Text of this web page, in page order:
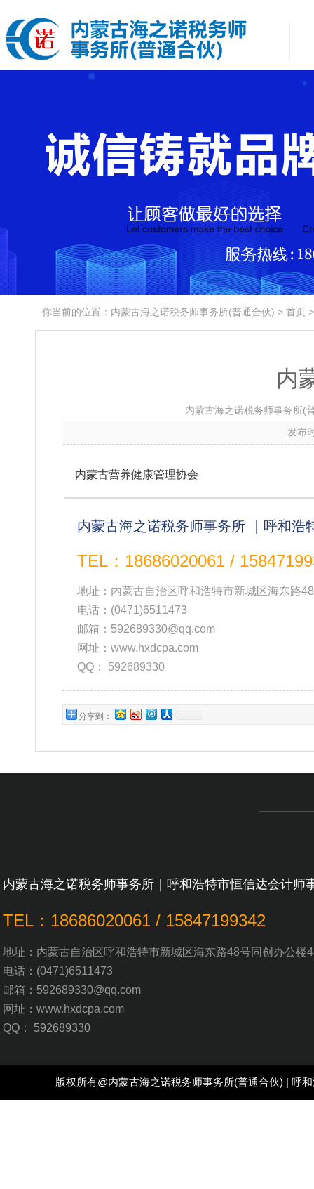
你当前的位置：内蒙古海之诺税务师事务所(普通合伙) > 首页
内
内蒙古海之诺税务师事务所(
发布
内蒙古营养健康管理协会
内蒙古海之诺税务师事务所 ｜呼和浩
TEL：18686020061 /
地址：内蒙古自治区呼和浩特市新城区海东路
电话： (0471)6511473
邮箱：592689330@qq.com
网址：www.hxdcpa.com
QQ： 592689330
分享到：
内蒙古海之诺税务师事务所｜呼和浩特市恒信达会计师
TEL：18686020061 / 15847199342
地址：内蒙古自治区呼和浩特市新城区海东路48号同创办公楼
电话： (0471)6511473
邮箱：592689330@qq.com
网址：www.hxdcpa.com
QQ： 592689330
版权所有@内蒙古海之诺税务师事务所(普通合伙) | 呼